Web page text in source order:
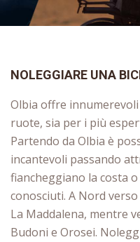
NOLEGGIARE UNA
Olbia offre
ruote, sia per i più
Partendo da Olbia è
incantevoli passando
fiancheggiano la costa
conosciuti. A Nord
La Maddalena, mentre
Budoni e Orosei.